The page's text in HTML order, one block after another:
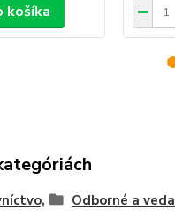
košíka
Odborné a veda